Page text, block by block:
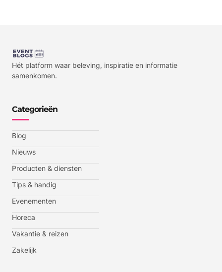
Hét platform waar beleving, inspiratie en informatie
samenkomen.
Categorieën
Blog
Nieuws
Producten & diensten
Tips & handig
Evenementen
Horeca
Vakantie & reizen
Zakelijk